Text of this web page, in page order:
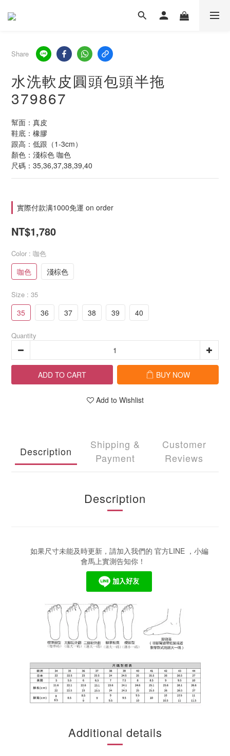
Share
水洗軟皮圓頭包頭半拖
379867
幫面：真皮
鞋底：橡膠
跟高：低跟（1-3cm）
顏色：淺棕色 咖色
尺碼：35,36,37,38,39,40
實際付款满1000免運 on order
NT$1,780
Color : 咖色
咖色 淺棕色
Size : 35
35 36 37 38 39 40
Quantity
ADD TO CART BUY NOW
Add to Wishlist
Description
Shipping &
Payment
Customer
Reviews
Description
如果尺寸未能及時更新，請加入我們的 官方LINE ，小編
會馬上實測告知你！
Additional details